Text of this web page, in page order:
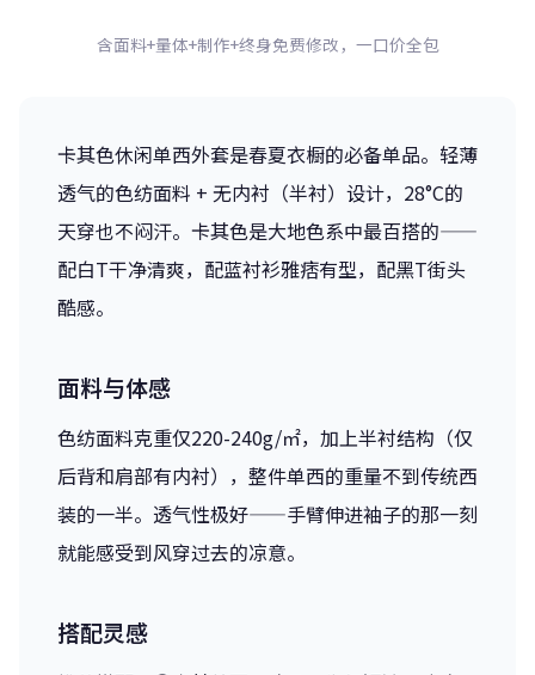
含面料+量体+制作+终身免费修改，一口价全包
卡其色休闲单西外套是春夏衣橱的必备单品。轻薄
透气的色纺面料 + 无内衬（半衬）设计，28°C的
天穿也不闷汗。卡其色是大地色系中最百搭的——
配白T干净清爽，配蓝衬衫雅痞有型，配黑T街头
酷感。
面料与体感
色纺面料克重仅220-240g/㎡，加上半衬结构（仅
后背和肩部有内衬），整件单西的重量不到传统西
装的一半。透气性极好——手臂伸进袖子的那一刻
就能感受到风穿过去的凉意。
搭配灵感